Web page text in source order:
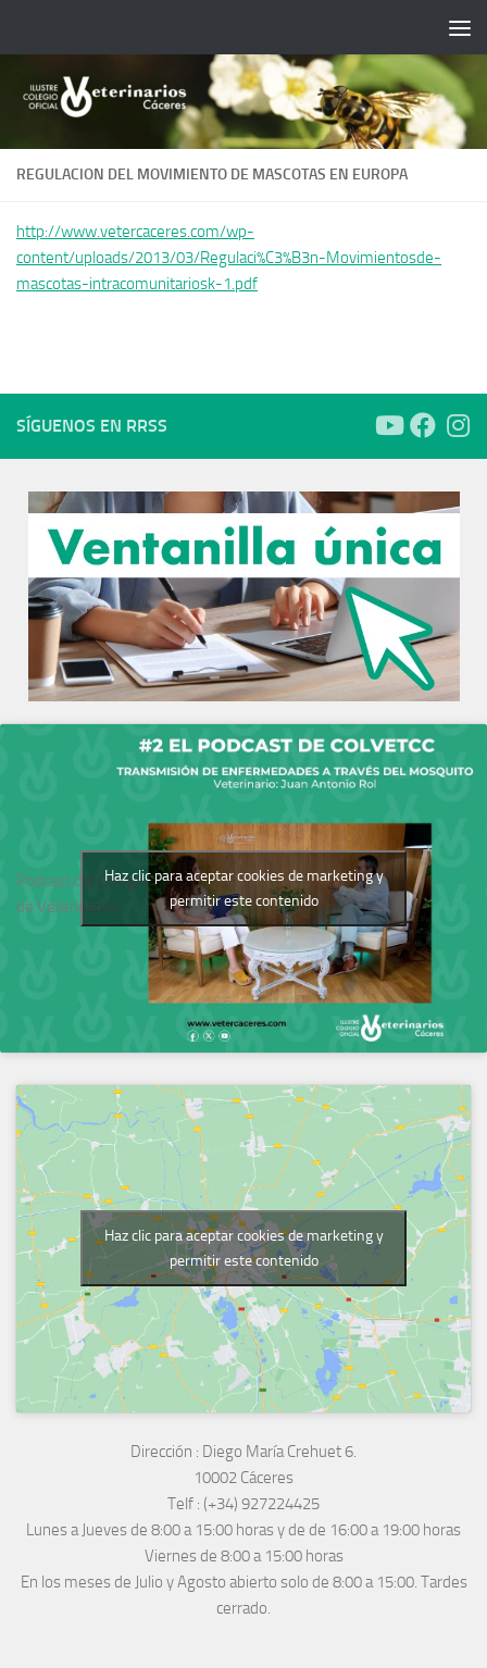
REGULACION DEL MOVIMIENTO DE MASCOTAS EN EUROPA
http://www.vetercaceres.com/wp-
content/uploads/2013/03/Regulaci%C3%B3n-Movimientosde-
mascotas-intracomunitariosk-1.pdf
SÍGUENOS EN RRSS
Podcast del Colegio
de Veterinarios
Haz clic para aceptar cookies de marketing y
permitir este contenido
Haz clic para aceptar cookies de marketing y
permitir este contenido
Dirección : Diego María Crehuet 6.
10002 Cáceres
Telf : (+34) 927224425
Lunes a Jueves de 8:00 a 15:00 horas y de de 16:00 a 19:00 horas
Viernes de 8:00 a 15:00 horas
En los meses de Julio y Agosto abierto solo de 8:00 a 15:00. Tardes
cerrado.